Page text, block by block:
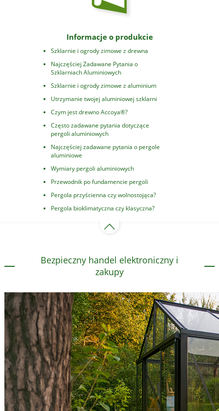
Informacje o produkcie
Szklarnie i ogrody zimowe z drewna
Najczęściej Zadawane Pytania o
Szklarniach Aluminiowych
Szklarnie i ogrody zimowe z aluminium
Utrzymanie twojej aluminiowej szklarni
Czym jest drewno Accoya®?
Często zadawane pytania dotyczące
pergoli aluminiowych
Najczęściej zadawane pytania o pergole
aluminiowe
Wymiary pergoli aluminiowych
Przewodnik po fundamencie pergoli
Pergola przyścienna czy wolnostojąca?
Pergola bioklimatyczna czy klasyczna?
Bezpieczny handel elektroniczny i
zakupy